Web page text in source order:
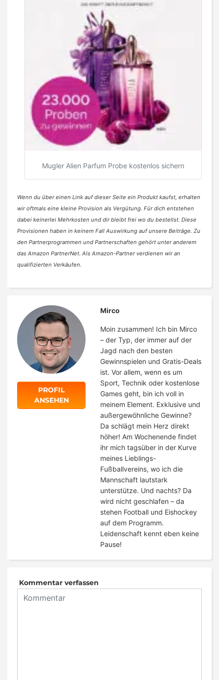
Mugler Alien Parfum Probe kostenlos sichern
Wenn du über einen Link auf dieser Seite ein Produkt kaufst, erhalten
wir oftmals eine kleine Provision als Vergütung. Für dich entstehen
dabei keinerlei Mehrkosten und dir bleibt frei wo du bestellst. Diese
Provisionen haben in keinem Fall Auswirkung auf unsere Beiträge. Zu
den Partnerprogrammen und Partnerschaften gehört unter anderem
das Amazon PartnerNet. Als Amazon-Partner verdienen wir an
qualifizierten Verkäufen.
PROFIL
ANSEHEN
Mirco
Moin zusammen! Ich bin Mirco
– der Typ, der immer auf der
Jagd nach den besten
Gewinnspielen und Gratis-Deals
ist. Vor allem, wenn es um
Sport, Technik oder kostenlose
Games geht, bin ich voll in
meinem Element. Exklusive und
außergewöhnliche Gewinne?
Da schlägt mein Herz direkt
höher! Am Wochenende findet
ihr mich tagsüber in der Kurve
meines Lieblings-
Fußballvereins, wo ich die
Mannschaft lautstark
unterstütze. Und nachts? Da
wird nicht geschlafen – da
stehen Football und Eishockey
auf dem Programm.
Leidenschaft kennt eben keine
Pause!
Kommentar verfassen